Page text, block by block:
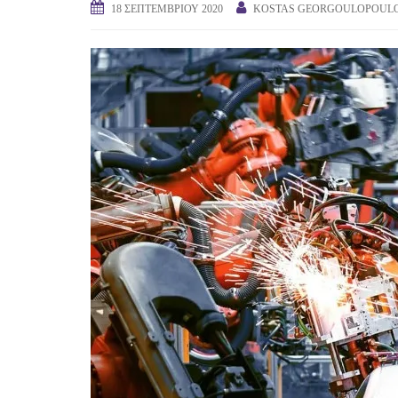
18 ΣΕΠΤΕΜΒΡΊΟΥ 2020 KOSTAS